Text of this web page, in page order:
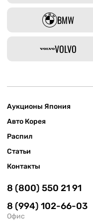
BMW
VOLVO
Аукционы Япония
Авто Корея
Распил
Статьи
Контакты
8 (800) 550 21 91
8 (994) 102-66-03
Офис